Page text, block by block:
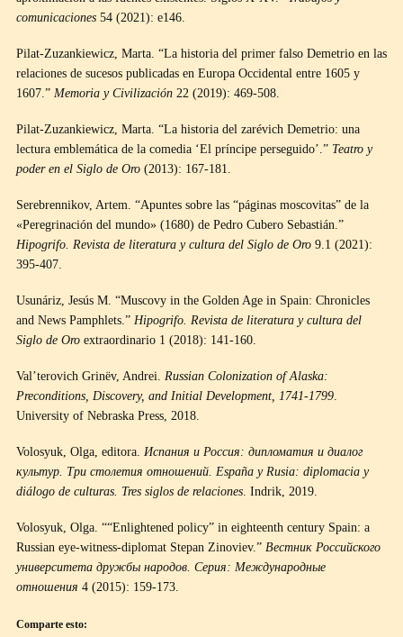
comunicaciones 54 (2021): e146.
Pilat-Zuzankiewicz, Marta. “La historia del primer falso Demetrio en las
relaciones de sucesos publicadas en Europa Occidental entre 1605 y
1607.” Memoria y Civilización 22 (2019): 469-508.
Pilat-Zuzankiewicz, Marta. “La historia del zarévich Demetrio: una
lectura emblemática de la comedia ‘El príncipe perseguido’.” Teatro y
poder en el Siglo de Oro (2013): 167-181.
Serebrennikov, Artem. “Apuntes sobre las “páginas moscovitas” de la
«Peregrinación del mundo» (1680) de Pedro Cubero Sebastián.”
Hipogrifo. Revista de literatura y cultura del Siglo de Oro 9.1 (2021):
395-407.
Usunáriz, Jesús M. “Muscovy in the Golden Age in Spain: Chronicles
and News Pamphlets.” Hipogrifo. Revista de literatura y cultura del
Siglo de Oro extraordinario 1 (2018): 141-160.
Val’terovich Grinëv, Andrei. Russian Colonization of Alaska:
Preconditions, Discovery, and Initial Development, 1741-1799.
University of Nebraska Press, 2018.
Volosyuk, Olga, editora. Испания и Россия: дипломатия и диалог
культур. Три столетия отношений. España y Rusia: diplomacia y
diálogo de culturas. Tres siglos de relaciones. Indrik, 2019.
Volosyuk, Olga. ““Enlightened policy” in eighteenth century Spain: а
Russian eye-witness-diplomat Stepan Zinoviev.” Вестник Российского
университета дружбы народов. Серия: Международные
отношения 4 (2015): 159-173.
Comparte esto: